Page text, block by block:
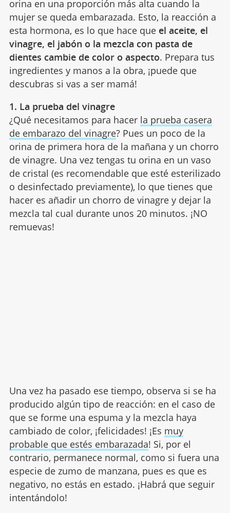
orina en una proporción más alta cuando la
mujer se queda embarazada. Esto, la reacción a
esta hormona, es lo que hace que el aceite, el
vinagre, el jabón o la mezcla con pasta de
dientes cambie de color o aspecto. Prepara tus
ingredientes y manos a la obra, ¡puede que
descubras si vas a ser mamá!
1. La prueba del vinagre
¿Qué necesitamos para hacer la prueba casera
de embarazo del vinagre? Pues un poco de la
orina de primera hora de la mañana y un chorro
de vinagre. Una vez tengas tu orina en un vaso
de cristal (es recomendable que esté esterilizado
o desinfectado previamente), lo que tienes que
hacer es añadir un chorro de vinagre y dejar la
mezcla tal cual durante unos 20 minutos. ¡NO
remuevas!
Una vez ha pasado ese tiempo, observa si se ha
producido algún tipo de reacción: en el caso de
que se forme una espuma y la mezcla haya
cambiado de color, ¡felicidades! ¡Es muy
probable que estés embarazada! Si, por el
contrario, permanece normal, como si fuera una
especie de zumo de manzana, pues es que es
negativo, no estás en estado. ¡Habrá que seguir
intentándolo!